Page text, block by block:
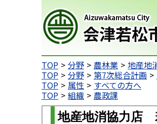
TOP
分野 農林業
地産地
TOP
分野 第7次総合計画
TOP
属性
すべての方へ
TOP
組織 農政課
地産地消協力店